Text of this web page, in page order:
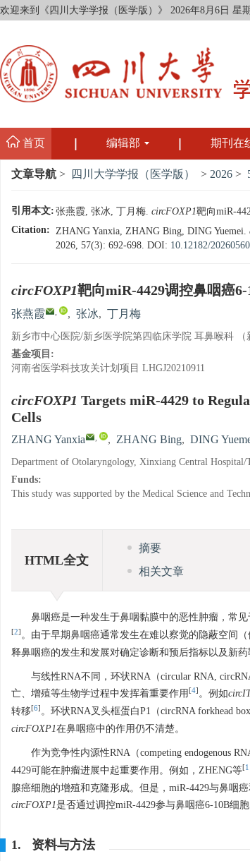
欢迎来到《四川大学学报（医学版）》 2026年8月6日 星
首页 编辑部 期刊在
文章导航 > 四川大学学报（医学版） > 2026 >
引用本文:张燕霞, 张冰, 丁月梅. circFOXP1靶向miR-
Citation: ZHANG Yanxia, ZHANG Bing, DING Yuemei.
2026, 57(3): 692-698. DOI: 10.12182/
circFOXP1靶向miR-4429调控鼻咽癌
张燕霞 , , 张冰, 丁月梅
新乡市中心医院/新乡医学院第四临床学院 耳鼻喉科 （
基金项目:
河南省医学科技攻关计划项目 LHGJ20210911
circFOXP1 Targets miR-4429 to
Cells
ZHANG Yanxia , , ZHANG Bing, DING
Department of Otolaryngology, Xinxiang Central
Funds:
This study was supported by the Medical Science and
HTML全文
摘要
相关文章
鼻咽癌是一种发生于鼻咽黏膜中的恶性肿瘤，常
[2] 。由于早期鼻咽癌通常发生在难以察觉的隐蔽空间
释鼻咽癌的发生和发展对确定诊断和预后指标以及新药
与线性RNA不同，环状RNA（circular RNA,
亡、增殖等生物学过程中发挥着重要作用 [4] 。例如
转移[6] 。环状RNA叉头框蛋白P1（circRNA forkhead
circFOXP1在鼻咽癌中的作用仍不清楚。
作为竞争性内源性RNA（competing endogenous
4429可能在肿瘤进展中起重要作用。例如，ZHENG等[
腺癌细胞的增殖和克隆形成。但是，miR-4429与鼻咽癌
circFOXP1是否通过调控miR-4429参与鼻咽癌6-10B细胞
1. 资料与方法